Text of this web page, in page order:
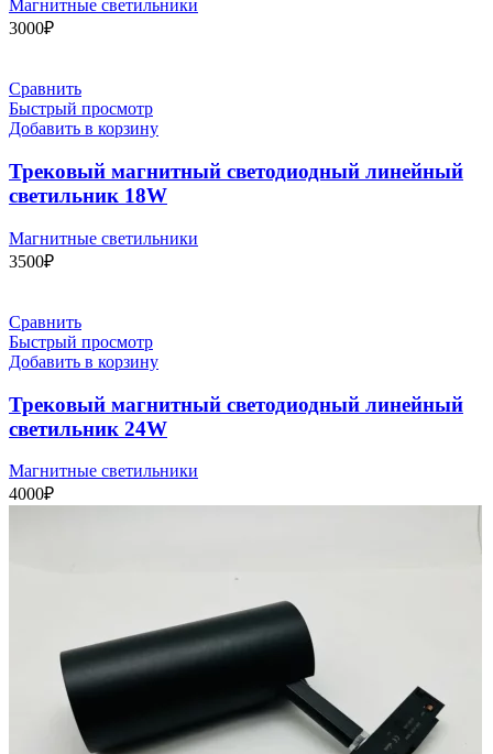
Магнитные светильники
3000₽
Сравнить
Быстрый просмотр
Добавить в корзину
Трековый магнитный светодиодный линейный
светильник 18W
Магнитные светильники
3500₽
Сравнить
Быстрый просмотр
Добавить в корзину
Трековый магнитный светодиодный линейный
светильник 24W
Магнитные светильники
4000₽